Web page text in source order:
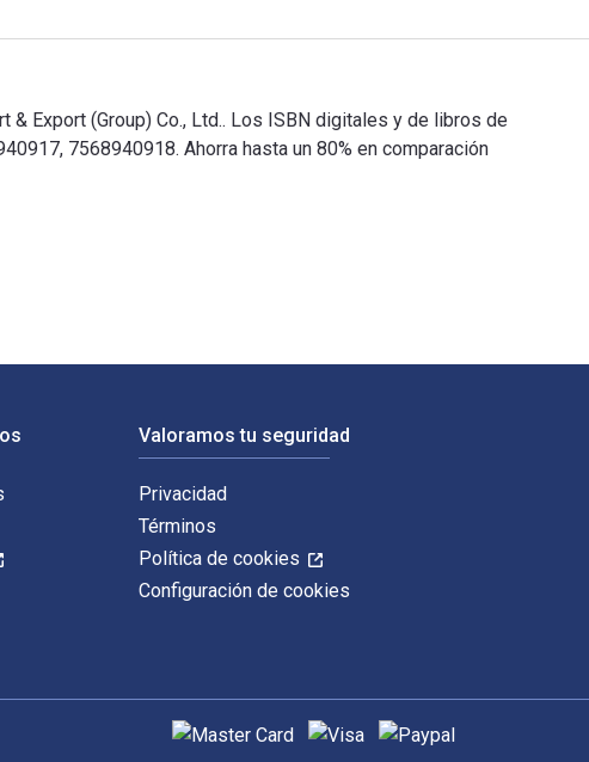
Export (Group) Co., Ltd.. Los ISBN digitales y de libros de
7568940918. Ahorra hasta un 80% en comparación
Valoramos tu seguridad
Privacidad
Términos
Política de cookies
Configuración de cookies
Métodos de pago admitidos